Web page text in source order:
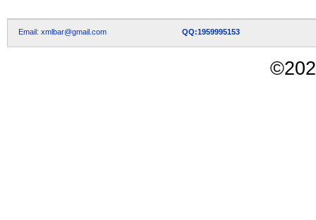
Email: xmlbar@gmail.com QQ:1959995153
©